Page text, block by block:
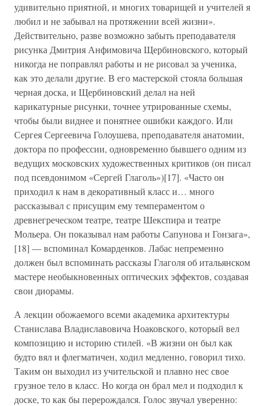
удивительно приятной, и многих товарищей и учителей я
любил и не забывал на протяжении всей жизни».
Действительно, разве возможно забыть преподавателя
рисунка Дмитрия Анфимовича Щербиновского, который
никогда не поправлял работы и не рисовал за ученика,
как это делали другие. В его мастерской стояла большая
черная доска, и Щербиновский делал на ней
карикатурные рисунки, точнее утрированные схемы,
чтобы были виднее и понятнее ошибки каждого. Или
Сергея Сергеевича Голоушева, преподавателя анатомии,
доктора по профессии, одновременно бывшего одним из
ведущих московских художественных критиков (он писал
под псевдонимом «Сергей Глаголь»)[17]. «Часто он
приходил к нам в декоративный класс и… много
рассказывал с присущим ему темпераментом о
древнегреческом театре, театре Шекспира и театре
Мольера. Он показывал нам работы Сапунова и Гонзага»,
[18] — вспоминал Комарденков. Лабас непременно
должен был вспоминать рассказы Глаголя об итальянском
мастере необыкновенных оптических эффектов, создавая
свои диорамы.
А лекции обожаемого всеми академика архитектуры
Станислава Владиславовича Ноаковского, который вел
композицию и историю стилей. «В жизни он был как
будто вял и флегматичен, ходил медленно, говорил тихо.
Таким он выходил из учительской и плавно нес свое
грузное тело в класс. Но когда он брал мел и подходил к
доске, то как бы перерождался. Голос звучал уверенно: